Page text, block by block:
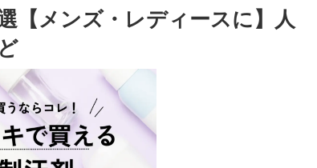
【メンズ・レディースに】人